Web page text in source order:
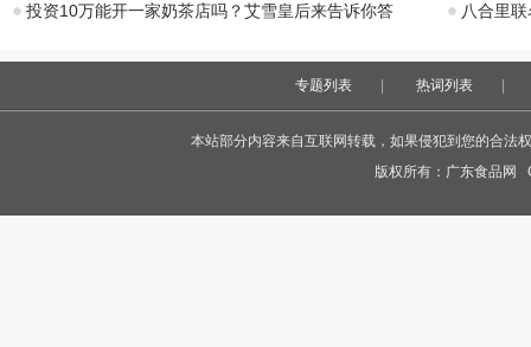
投资10万能开一家奶茶店吗？艾雪皇后来告诉你答 八合里
专题列表 热词列表
本站部分内容来自互联网转载，如果侵犯到您的合法
版权所有： 广东食品网